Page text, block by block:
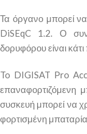
Τα όργανο μπορεί να
DiSEqC 1.2. Ο
δορυφόρου είναι
To DIGISAT Pro
επαναφορτιζόμενη
συσκευή μπορεί να
φορτισμένη